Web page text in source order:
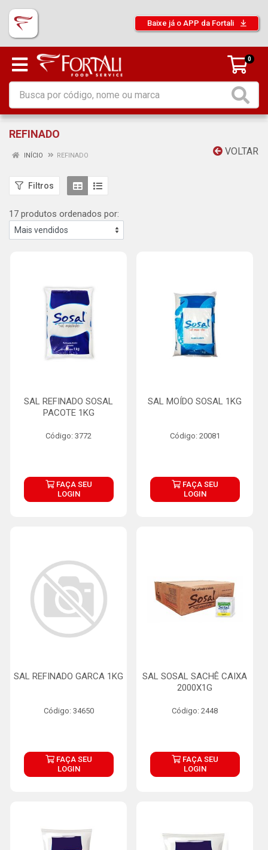
Baixe já o APP da Fortali
0
REFINADO
VOLTAR
INÍCIO REFINADO
Filtros
17 produtos ordenados por:
SAL REFINADO SOSAL
PACOTE 1KG
Código: 3772
FAÇA SEU
LOGIN
SAL MOÍDO SOSAL 1KG
Código: 20081
FAÇA SEU
LOGIN
SAL REFINADO GARCA 1KG
Código: 34650
FAÇA SEU
LOGIN
SAL SOSAL SACHÊ CAIXA
2000X1G
Código: 2448
FAÇA SEU
LOGIN